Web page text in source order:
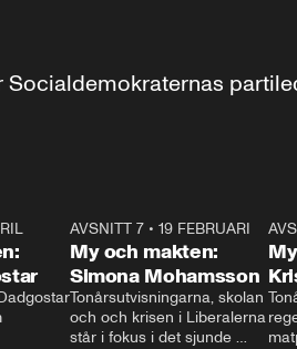
Socialdemokraternas
24:30
AVSNITT 7• 19 FEBRUARI
My och makten:
Simona Mohamsson
Tonårsutvisningarna, skolan
och och krisen i Liberalerna
står i fokus i det sjunde